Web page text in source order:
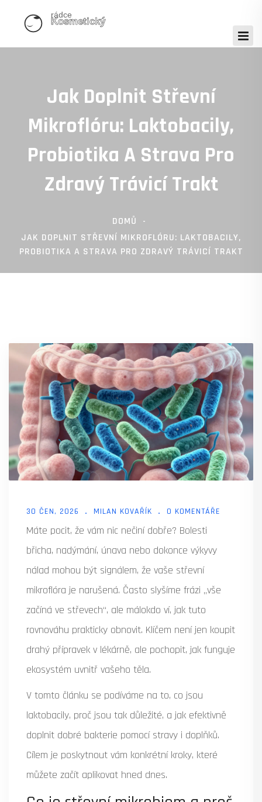
Jak Doplnit Střevní
Mikroflóru: Laktobacily,
Probiotika A Strava Pro
Zdravý Trávicí Trakt
DOMŮ
JAK DOPLNIT STŘEVNÍ MIKROFLÓRU: LAKTOBACILY,
PROBIOTIKA A STRAVA PRO ZDRAVÝ TRÁVICÍ TRAKT
30 ČEN, 2026 MILAN KOVAŘÍK 0 KOMENTÁŘE
Máte pocit, že vám nic nečiní dobře? Bolesti
břicha, nadýmání, únava nebo dokonce výkyvy
nálad mohou být signálem, že vaše střevní
mikroflóra je narušená. Často slyšíme frázi „vše
začíná ve střevech“, ale málokdo ví, jak tuto
rovnováhu prakticky obnovit. Klíčem není jen koupit
drahý přípravek v lékárně, ale pochopit, jak funguje
ekosystém uvnitř vašeho těla.
V tomto článku se podíváme na to, co jsou
laktobacily, proč jsou tak důležité, a jak efektivně
doplnit dobré bakterie pomocí stravy i doplňků.
Cílem je poskytnout vám konkrétní kroky, které
můžete začít aplikovat hned dnes.